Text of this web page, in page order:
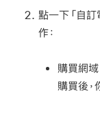
點一下「自
作：
購買網域
購買後，